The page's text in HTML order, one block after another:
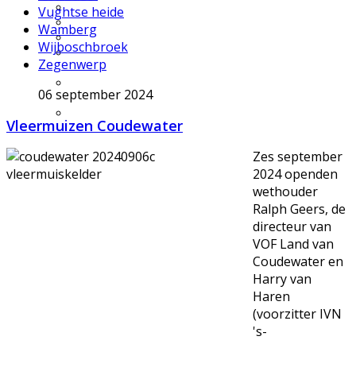
Excursie aanvragen
Lid worden en meedoen?
Meldpunt Natuur
Route naar 't Wikveld
Empel
Zuid
Vughtse heide
Wamberg
Wijboschbroek
Zegenwerp
06 september 2024
Vleermuizen Coudewater
Zes september
2024 openden
wethouder
Ralph Geers, de
directeur van
VOF Land van
Coudewater en
Harry van
Haren
(voorzitter IVN
's-